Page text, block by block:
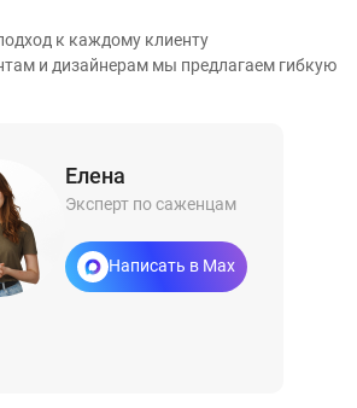
к каждому клиенту
и дизайнерам мы предлагаем гибкую
Елена
Эксперт по саженцам
Написать в Max